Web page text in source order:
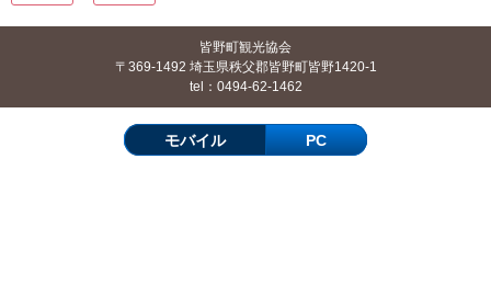
皆野町観光協会
〒369-1492 埼玉県秩父郡皆野町皆野1420-1
tel：0494-62-1462
モバイル PC